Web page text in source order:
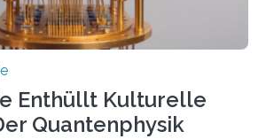
Enthüllt Kulturelle
Quantenphysik